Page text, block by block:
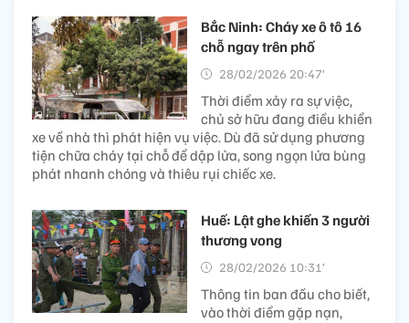
Bắc Ninh: Cháy xe ô tô 16
chỗ ngay trên phố
28/02/2026 20:47’
Thời điểm xảy ra sự việc,
chủ sở hữu đang điều khiển
xe về nhà thì phát hiện vụ việc. Dù đã sử dụng phương
tiện chữa cháy tại chỗ để dập lửa, song ngọn lửa bùng
phát nhanh chóng và thiêu rụi chiếc xe.
Huế: Lật ghe khiến 3 người
thương vong
28/02/2026 10:31’
Thông tin ban đầu cho biết,
vào thời điểm gặp nạn,